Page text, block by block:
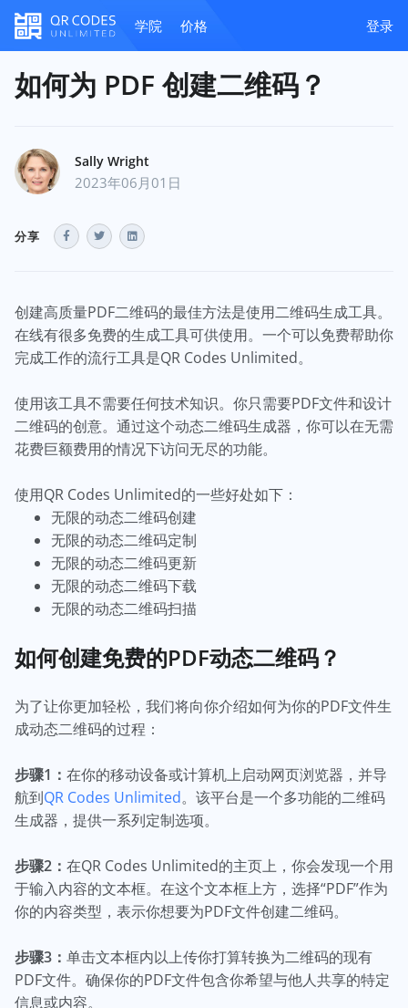
学院 价格 登录
如何为 PDF 创建二维码？
Sally Wright
2023年06月01日
分享
创建高质量PDF二维码的最佳方法是使用二维码生成工具。
在线有很多免费的生成工具可供使用。一个可以免费帮助你
完成工作的流行工具是QR Codes Unlimited。
使用该工具不需要任何技术知识。你只需要PDF文件和设计
二维码的创意。通过这个动态二维码生成器，你可以在无需
花费巨额费用的情况下访问无尽的功能。
使用QR Codes Unlimited的一些好处如下：
无限的动态二维码创建
无限的动态二维码定制
无限的动态二维码更新
无限的动态二维码下载
无限的动态二维码扫描
如何创建免费的PDF动态二维码？
为了让你更加轻松，我们将向你介绍如何为你的PDF文件生
成动态二维码的过程：
步骤1： 在你的移动设备或计算机上启动网页浏览器，并导
航到QR Codes Unlimited。该平台是一个多功能的二维码
生成器，提供一系列定制选项。
步骤2： 在QR Codes Unlimited的主页上，你会发现一个用
于输入内容的文本框。在这个文本框上方，选择“PDF”作为
你的内容类型，表示你想要为PDF文件创建二维码。
步骤3： 单击文本框内以上传你打算转换为二维码的现有
PDF文件。确保你的PDF文件包含你希望与他人共享的特定
信息或内容。